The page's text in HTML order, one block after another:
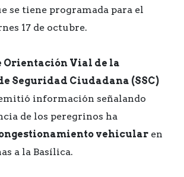
se tiene programada para el
17 de octubre.
Orientación Vial de la
Seguridad Ciudadana (SSC)
información señalando
de los peregrinos ha
vehicular en
a la Basílica.